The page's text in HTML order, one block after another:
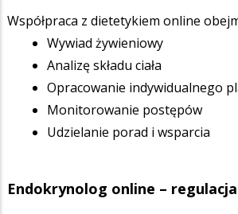
Współpraca z dietetykiem online
Wywiad żywieniowy
Analizę składu ciała
Opracowanie indywidualnego
Monitorowanie postępów
Udzielanie porad i wsparcia
Endokrynolog online –